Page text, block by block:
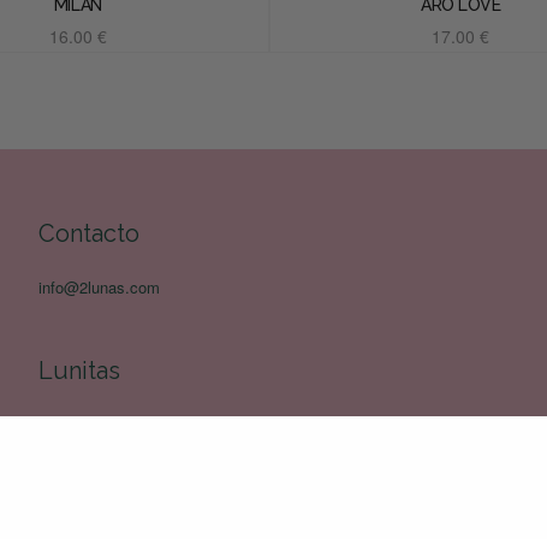
MILÁN
16.00 €
ARO LOVE
17.00€
Contacto
info@2lunas.com
Lunitas
Cuida tus Lunitas